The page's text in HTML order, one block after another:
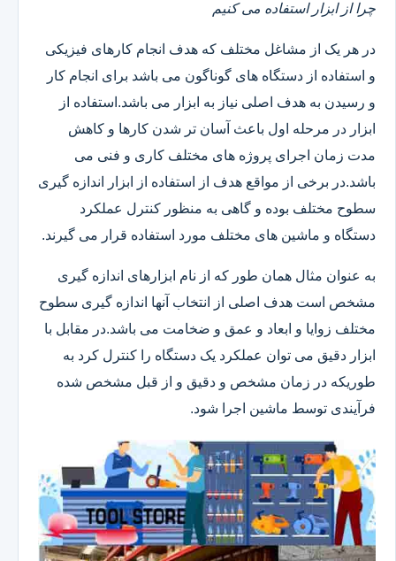
چرا از ابزار استفاده می کنیم
در هر یک از مشاغل مختلف که هدف انجام کارهای فیزیکی
و استفاده از دستگاه های گوناگون می باشد برای انجام کار
و رسیدن به هدف اصلی نیاز به ابزار می باشد.استفاده از
ابزار در مرحله اول باعث آسان تر شدن کارها و کاهش
مدت زمان اجرای پروژه های مختلف کاری و فنی می
باشد.در برخی از مواقع هدف از استفاده از ابزار اندازه گیری
سطوح مختلف بوده و گاهی به منظور کنترل عملکرد
دستگاه و ماشین های مختلف مورد استفاده قرار می گیرند.
به عنوان مثال همان طور که از نام ابزارهای اندازه گیری
مشخص است هدف اصلی از انتخاب آنها اندازه گیری سطوح
مختلف زوایا و ابعاد و عمق و ضخامت می باشد.در مقابل با
ابزار دقیق می توان عملکرد یک دستگاه را کنترل کرد به
طوریکه در زمان مشخص و دقیق و از قبل مشخص شده
فرآیندی توسط ماشین اجرا شود.